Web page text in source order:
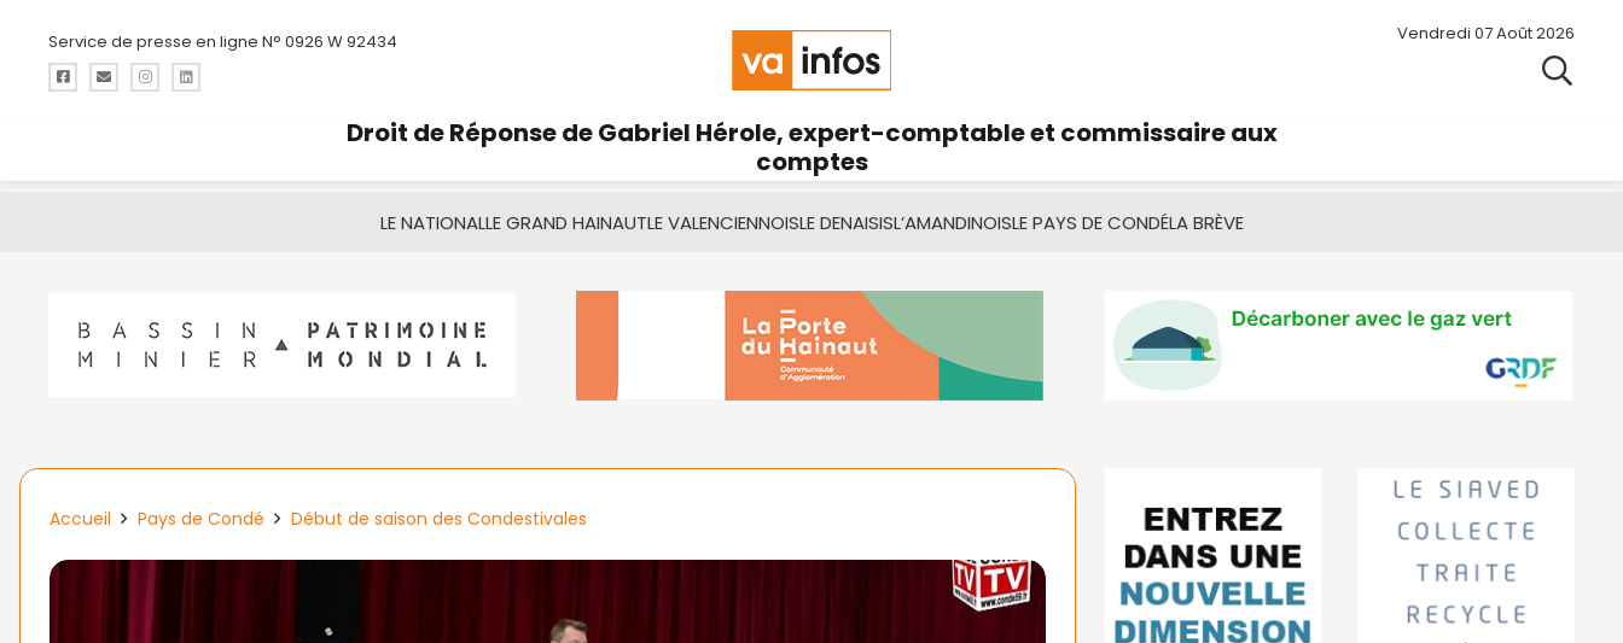
Service de presse en ligne N° 0926 W 92434 Vendredi 07 Août 2026
Droit de Réponse de Gabriel Hérole, expert-comptable et commissaire aux
comptes
LE NATIONALLE GRAND HAINAUTLE VALENCIENNOISLE DENAISISL’AMANDINOISLE PAYS DE CONDÉLA BRÈVE
Accueil Pays de Condé Début de saison des Condestivales